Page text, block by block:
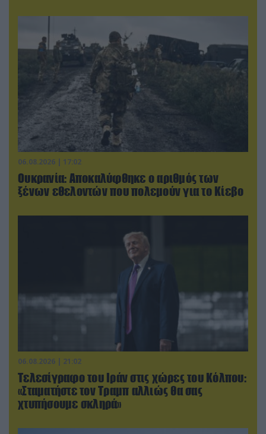
06.08.2026 | 17:02
Ουκρανία: Αποκαλύφθηκε ο αριθμός των
ξένων εθελοντών που πολεμούν για το Κίεβο
06.08.2026 | 21:02
Τελεσίγραφο του Ιράν στις χώρες του Κόλπου:
«Σταματήστε τον Τραμπ αλλιώς θα σας
χτυπήσουμε σκληρά»